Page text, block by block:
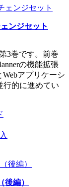
ンジセット
3巻です。前巻
の機能拡張
アプリケーシ
行的に進めてい
編）